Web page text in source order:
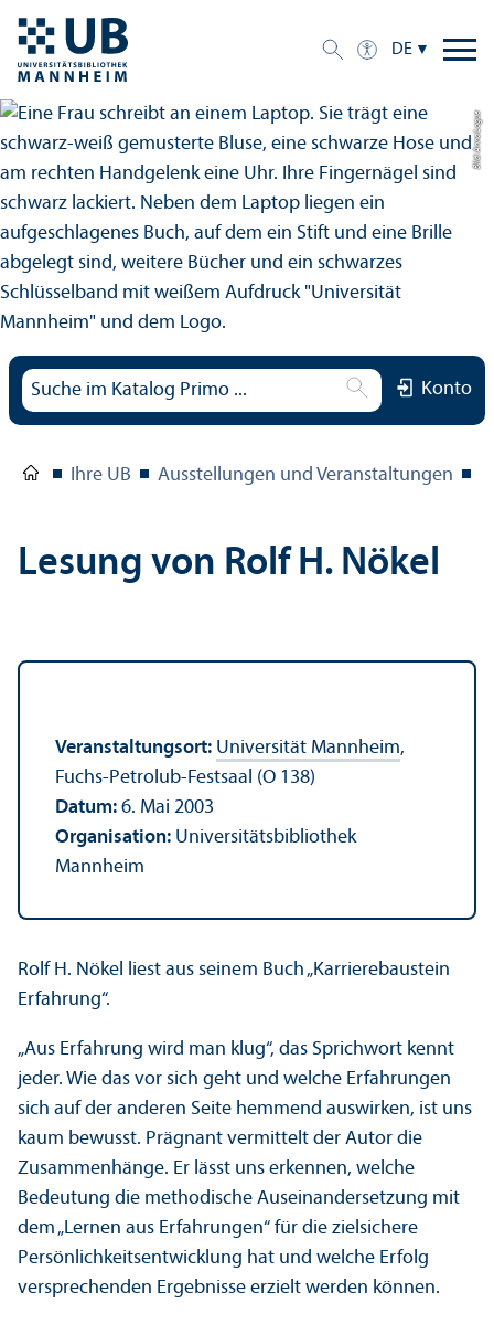
DE
Bild: Anna Logue
Konto
Ihre UB Ausstellungen und Veranstaltungen
Lesung von Rolf H. Nökel
Veranstaltungs­ort: Universität Mannheim,
Fuchs-Petrolub-Festsaal (O 138)
Datum: 6. Mai 2003
Organisation: Universitäts­bibliothek
Mannheim
Rolf H. Nökel liest aus seinem Buch „Karrierebaustein
Erfahrung“.
„Aus Erfahrung wird man klug“, das Sprichwort kennt
jeder. Wie das vor sich geht und welche Erfahrungen
sich auf der anderen Seite hemmend auswirken, ist uns
kaum bewusst. Prägnant vermittelt der Autor die
Zusammenhänge. Er lässt uns erkennen, welche
Bedeutung die methodische Auseinandersetzung mit
dem „Lernen aus Erfahrungen“ für die zielsichere
Persönlichkeits­entwicklung hat und welche Erfolg
versprechenden Ergebnisse erzielt werden können.